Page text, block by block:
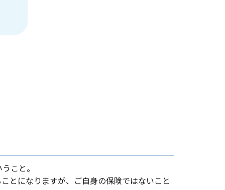
こと。
とになりますが、ご⾃⾝の保険ではないこと